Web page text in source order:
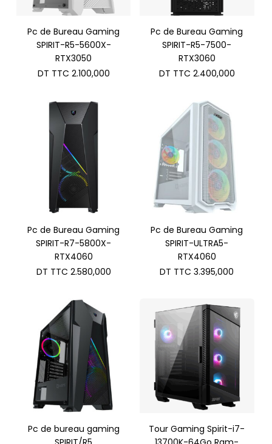
Pc de Bureau Gaming
SPIRIT-R5-5600X-
RTX3050
DT TTC 2.100,000
Pc de Bureau Gaming
SPIRIT-R5-7500-
RTX3060
DT TTC 2.400,000
Pc de Bureau Gaming
SPIRIT-R7-5800X-
RTX4060
DT TTC 2.580,000
Pc de Bureau Gaming
SPIRIT-ULTRA5-
RTX4060
DT TTC 3.395,000
Pc de bureau gaming
Tour Gaming Spirit-i7-